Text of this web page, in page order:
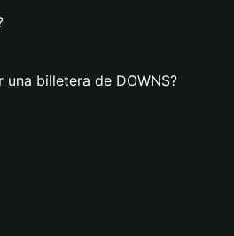
billetera de DOWNS?